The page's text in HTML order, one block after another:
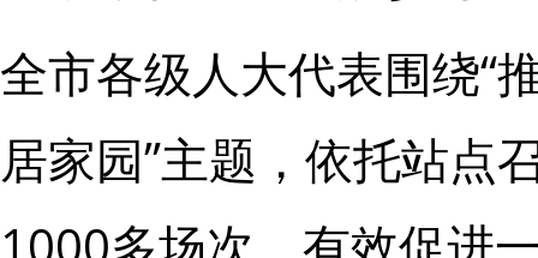
全市各级人大代表围绕“
居家园”主题，依托站点